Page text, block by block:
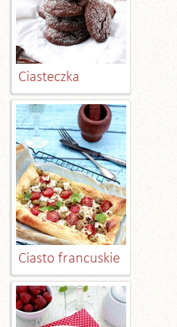
Ciasteczka
Ciasto francuskie